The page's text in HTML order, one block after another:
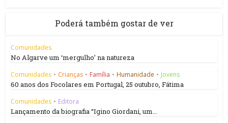
Poderá também gostar de ver
Comunidades
No Algarve um ‘mergulho’ na natureza
Comunidades • Crianças • Família • Humanidade • Jovens
60 anos dos Focolares em Portugal, 25 outubro, Fátima
Comunidades • Editora
Lançamento da biografia “Igino Giordani, um...